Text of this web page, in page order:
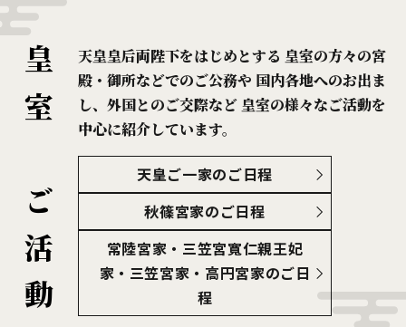
皇室のご活動 天皇皇后両陛下をはじめとする 皇室の方々の宮
殿・御所などでのご公務や 国内各地へのお出ま
し、外国とのご交際など 皇室の様々なご活動を
中心に紹介しています。
天皇ご一家のご日程
秋篠宮家のご日程
常陸宮家・三笠宮寬仁親王妃
家・ 三笠宮家 ・ 高円宮家のご日
程